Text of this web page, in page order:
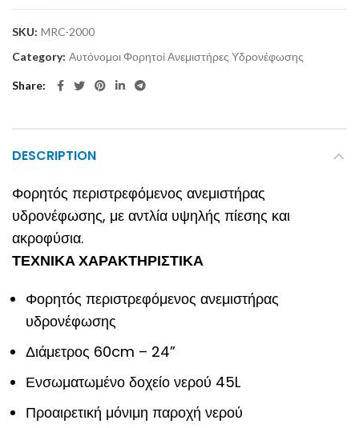
SKU: MRC-2000
Category: Αυτόνομοι Φορητοί Ανεμιστήρες Υδρονέφωσης
Share
DESCRIPTION
Φορητός περιστρεφόμενος ανεμιστήρας
υδρονέφωσης, με αντλία υψηλής πίεσης και
ακροφύσια.
ΤΕΧΝΙΚΑ ΧΑΡΑΚΤΗΡΙΣΤΙΚΑ
Φορητός περιστρεφόμενος ανεμιστήρας
υδρονέφωσης
Διάμετρος 60cm – 24”
Ενσωματωμένο δοχείο νερού 45L
Προαιρετική μόνιμη παροχή νερού